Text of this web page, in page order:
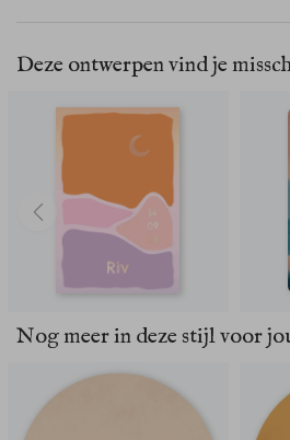
Deze ontwerpen vind je
Nog meer in deze stijl voor